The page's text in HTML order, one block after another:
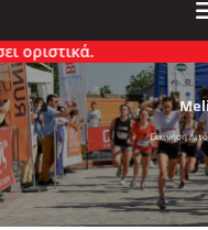
Εκκίνηση